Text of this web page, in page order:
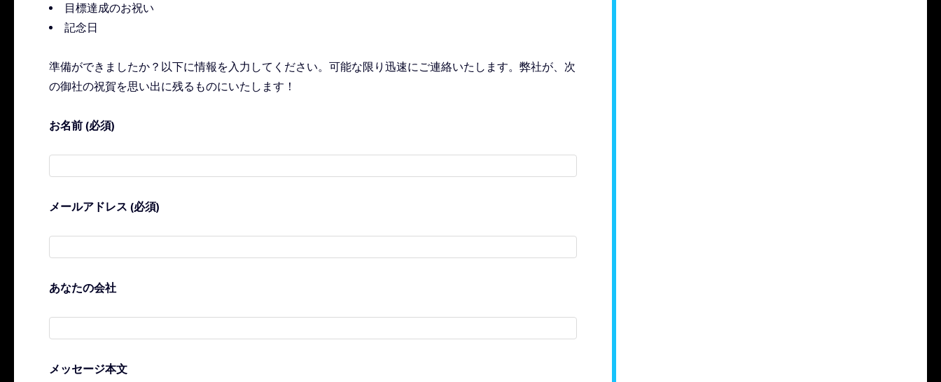
目標達成のお祝い
記念日
準備ができましたか？以下に情報を入力してください。可能な限り迅速にご連絡いたします。弊社が、次
の御社の祝賀を思い出に残るものにいたします！
お名前 (必須)
メールアドレス (必須)
あなたの会社
メッセージ本文